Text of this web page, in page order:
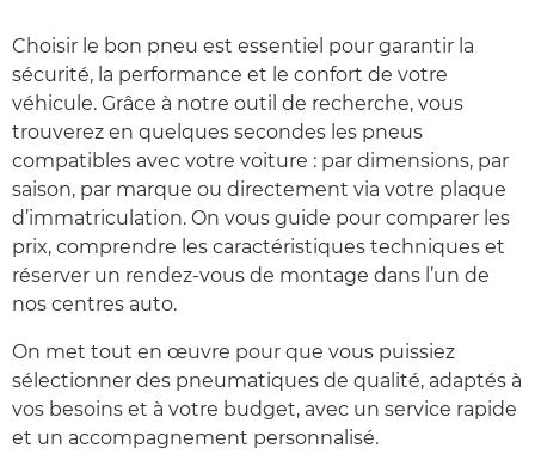
Choisir le bon pneu est essentiel pour garantir la
sécurité, la performance et le confort de votre
véhicule. Grâce à notre outil de recherche, vous
trouverez en quelques secondes les pneus
compatibles avec votre voiture : par dimensions, par
saison, par marque ou directement via votre plaque
d’immatriculation. On vous guide pour comparer les
prix, comprendre les caractéristiques techniques et
réserver un rendez-vous de montage dans l’un de
nos centres auto.
On met tout en œuvre pour que vous puissiez
sélectionner des pneumatiques de qualité, adaptés à
vos besoins et à votre budget, avec un service rapide
et un accompagnement personnalisé.